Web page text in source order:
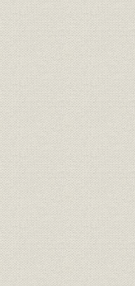
電話
電話;需給
電話
設備;需給